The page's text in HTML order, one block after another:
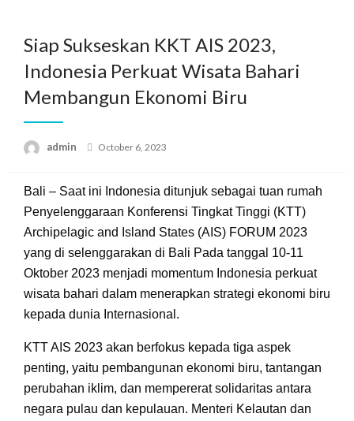
contentSiap Sukseskan KKT AIS 2023,
Indonesia Perkuat Wisata Bahari
Membangun Ekonomi Biru
admin
Posted
October 6, 2023
Bali – Saat ini Indonesia ditunjuk sebagai tuan rumah
Penyelenggaraan Konferensi Tingkat Tinggi (KTT)
Archipelagic and Island States (AIS) FORUM 2023
yang di selenggarakan di Bali Pada tanggal 10-11
Oktober 2023 menjadi momentum Indonesia perkuat
wisata bahari dalam menerapkan strategi ekonomi biru
kepada dunia Internasional.
KTT AIS 2023 akan berfokus kepada tiga aspek
penting, yaitu pembangunan ekonomi biru, tantangan
perubahan iklim, dan mempererat solidaritas antara
negara pulau dan kepulauan. Menteri Kelautan dan